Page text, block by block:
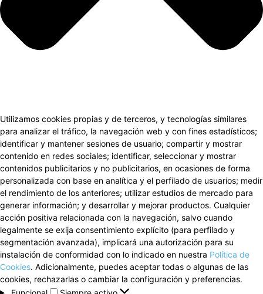
Utilizamos cookies propias y de terceros, y tecnologías similares
para analizar el tráfico, la navegación web y con fines estadísticos;
identificar y mantener sesiones de usuario; compartir y mostrar
contenido en redes sociales; identificar, seleccionar y mostrar
contenidos publicitarios y no publicitarios, en ocasiones de forma
personalizada con base en analítica y el perfilado de usuarios; medir
el rendimiento de los anteriores; utilizar estudios de mercado para
generar información; y desarrollar y mejorar productos. Cualquier
acción positiva relacionada con la navegación, salvo cuando
legalmente se exija consentimiento explícito (para perfilado y
segmentación avanzada), implicará una autorización para su
instalación de conformidad con lo indicado en nuestra Política de
Cookies. Adicionalmente, puedes aceptar todas o algunas de las
cookies, rechazarlas o cambiar la configuración y preferencias.
Funcional